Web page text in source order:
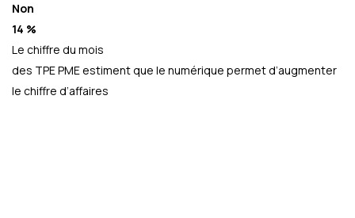
Non
14 %
Le chiffre du mois
des TPE PME estiment que le numérique permet d’augmenter
le chiffre d’affaires